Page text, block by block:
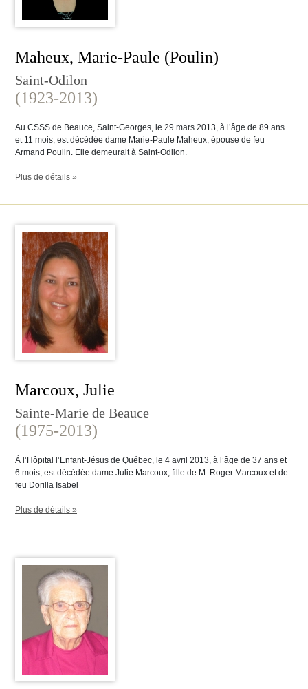
Maheux, Marie-Paule (Poulin)
Saint-Odilon
(1923-2013)
Au CSSS de Beauce, Saint-Georges, le 29 mars 2013, à l’âge de 89 ans
et 11 mois, est décédée dame Marie-Paule Maheux, épouse de feu
Armand Poulin. Elle demeurait à Saint-Odilon.
Plus de détails »
Marcoux, Julie
Sainte-Marie de Beauce
(1975-2013)
À l’Hôpital l’Enfant-Jésus de Québec, le 4 avril 2013, à l’âge de 37 ans et
6 mois, est décédée dame Julie Marcoux, fille de M. Roger Marcoux et de
feu Dorilla Isabel
Plus de détails »